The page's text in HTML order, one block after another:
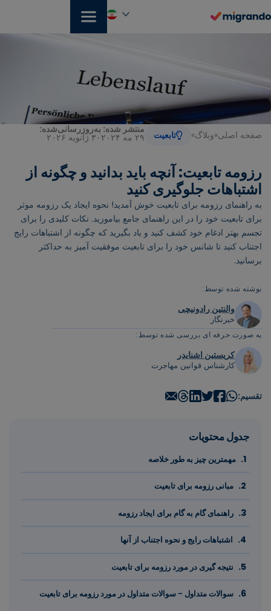
به
محتوا
فارسی
صفحه اصلی»وبلاگ» تابعیت منتشر شده:
۲۹ مه ۲۰۲۴
به‌روزرسانی‌شده:
۳۰ ژانویه ۲۰۲۶
رزومه تابعیت: آنچه باید بدانید و چگونه از
اشتباهات جلوگیری کنید
به راهنمای رزومه برای تابعیت خوش آمدید! نحوه ایجاد یک رزومه موثر
برای تابعیت خود را در این راهنمای جامع بیاموزید. نکات کلیدی را برای
تجسم بهتر ادغام خود کشف کنید و یاد بگیرید که چگونه از اشتباهات رایج
اجتناب کنید تا شانس خود را برای تابعیت موفقیت آمیز به حداکثر
برسانید.
نوشته شده توسط:
والنتین رادونیچی
خبرنگار
به صورت حرفه ای بررسی شده توسط:
کریستین اشنایدر
کارشناس قوانین مهاجرت
تقسیم:
جدول محتویات
مهمترین چیز به طور خلاصه
مبانی رزومه برای تابعیت
راهنمای گام به گام برای ایجاد رزومه
اشتباهات رایج و نحوه اجتناب از آنها
نتیجه گیری در مورد رزومه برای تابعیت
سوالات متداول - سوالات متداول در مورد رزومه برای تابعیت